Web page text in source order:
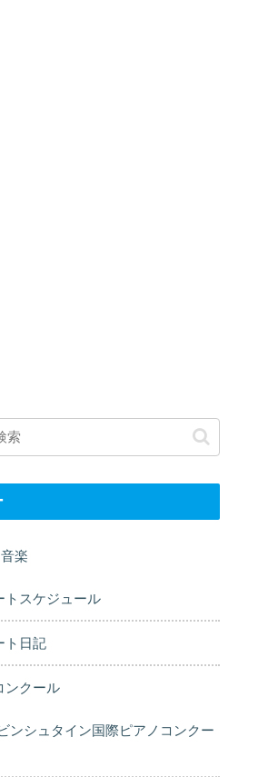
楽
トスケジュール
ト日記
ンクール
ンシュタイン国際ピアノコンクー